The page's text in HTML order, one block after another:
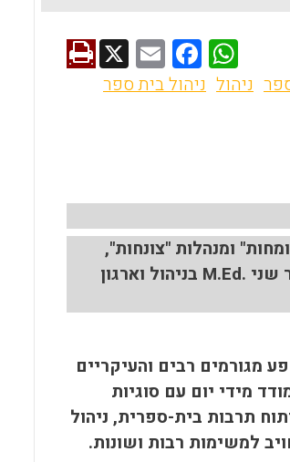
W
h
p
p
F
a
o
k
E
m
X
ניהול ניהול בית ספר
ומנהלות "צונחות",
שני M.Ed. בניהול וארגון
מגורמים רבים והעיקריים
מידי יום עם סוגיות
תרבות בית-ספרית, ניהול
למשימות רבות ושונות.